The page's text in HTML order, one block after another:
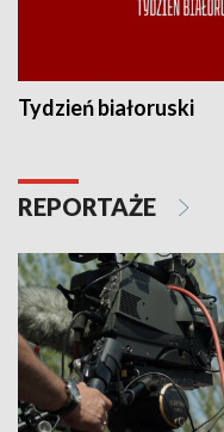
Tydzień białoruski
REPORTAŻE